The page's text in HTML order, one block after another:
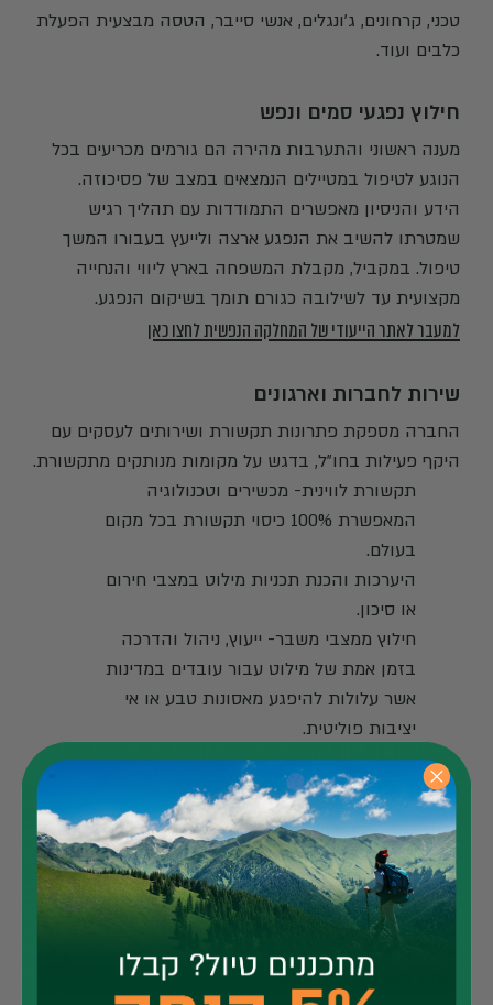
טכני, קרחונים, ג’ונגלים, אנשי סייבר, הטסה מבצעית הפעלת
כלבים ועוד.
חילוץ נפגעי סמים ונפש
מענה ראשוני והתערבות מהירה הם גורמים מכריעים בכל
הנוגע לטיפול במטיילים הנמצאים במצב של פסיכוזה.
הידע והניסיון מאפשרים התמודדות עם תהליך רגיש
שמטרתו להשיב את הנפגע ארצה ולייעץ בעבורו המשך
טיפול. במקביל, מקבלת המשפחה בארץ ליווי והנחייה
מקצועית עד לשילובה כגורם תומך בשיקום הנפגע.
למעבר לאתר הייעודי של המחלקה הנפשית לחצו כאן
שירות לחברות וארגונים
החברה מספקת פתרונות תקשורת ושירותים לעסקים עם
היקף פעילות בחו"ל, בדגש על מקומות מנותקים מתקשורת.
תקשורת לווינית- מכשירים וטכנולוגיה
המאפשרת 100% כיסוי תקשורת בכל מקום
בעולם.
היערכות והכנת תכניות מילוט במצבי חירום
או סיכון.
חילוץ ממצבי משבר- ייעוץ, ניהול והדרכה
בזמן אמת של מילוט עבור עובדים במדינות
אשר עלולות להיפגע מאסונות טבע או אי
יציבות פוליטית.
שירות לחברות ביטוח
החברה מספקת שירותי איתור וחילוץ לחברות הביטוח
המובילות בארץ, תוך מענה 24/7 לפניות מבוטחים
ומשפחותיהם אשר רכשו כיסוי איתור וחילוץ במסגרת
פוליסת ביטוח הנסיעות שלהם.
ייעוץ משפטי בינלאומי